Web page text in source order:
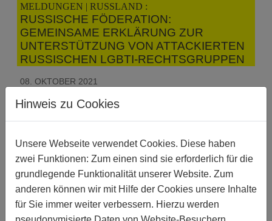
MELDUNGEN | RUSSLAND :
RUSSISCHE FÖDERATION:
GEMEINSAME ERKLÄRUNG ZUR
UNTERSTÜTZUNG VON ATTACKIERTEN
RUSSISCHEN LGBTI-RECHTSGRUPPEN
08. OKTOBER 2021
TÜRKEI: PRIDE-TEILNEHMER_INNEN
FREIGESPROCHEN!
26. SEPTEMBER 2021
MELDUNGEN | SCHWEIZ :
SCHWEIZ: EIN MEILENSTEIN FÜR DIE
GLEICHSTELLUNG
23. SEPTEMBER 2021
Hinweis zu Cookies
Unsere Webseite verwendet Cookies. Diese haben
zwei Funktionen: Zum einen sind sie erforderlich für die
grundlegende Funktionalität unserer Website. Zum
anderen können wir mit Hilfe der Cookies unsere Inhalte
für Sie immer weiter verbessern. Hierzu werden